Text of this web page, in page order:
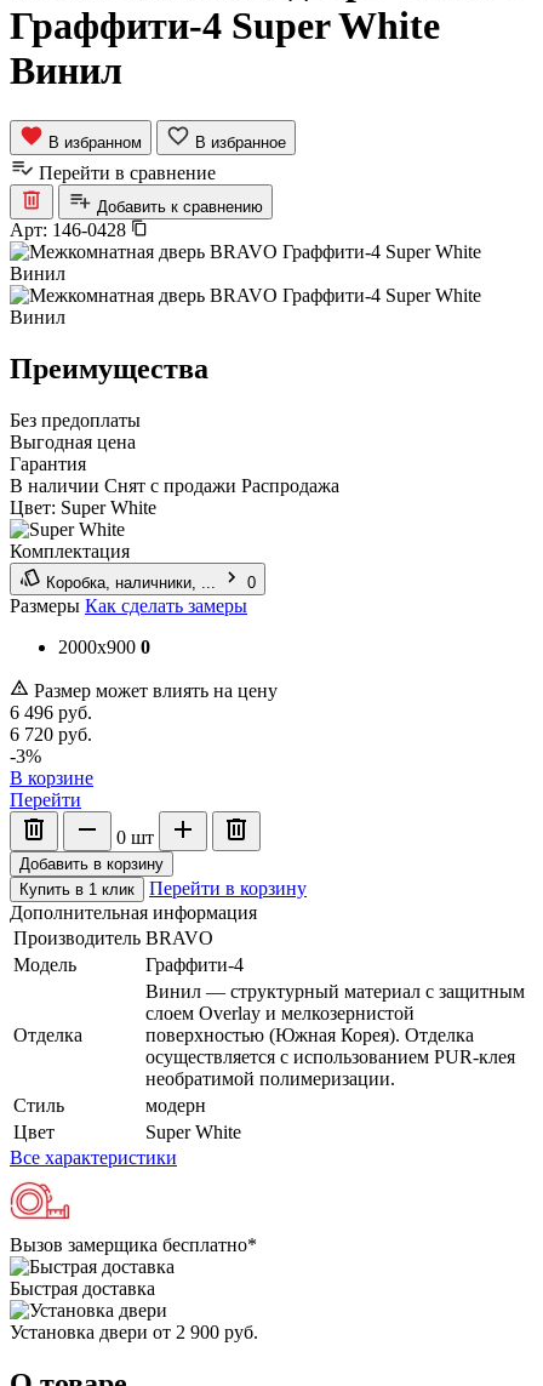
Граффити-4 Super White
Винил
В избранном В избранное
Перейти в сравнение
Добавить к сравнению
Арт: 146-0428
Преимущества
Без предоплаты
Выгодная цена
Гарантия
В наличии Снят с продажи Распродажа
Цвет: Super White
Комплектация
Коробка, наличники, ... 0
Размеры Как сделать замеры
2000x900 0
Размер может влиять на цену
6 496 руб.
6 720 руб.
-3%
В корзине
Перейти
0 шт
Добавить в корзину
Купить в 1 клик
Перейти в корзину
Дополнительная информация
Производитель BRAVO
Модель
Граффити-4
Отделка
Винил — структурный материал с защитным
слоем Overlay и мелкозернистой
поверхностью (Южная Корея). Отделка
осуществляется с использованием PUR-клея
необратимой полимеризации.
Стиль
модерн
Цвет
Super White
Все характеристики
Вызов замерщика бесплатно*
Быстрая доставка
Установка двери от 2 900 руб.